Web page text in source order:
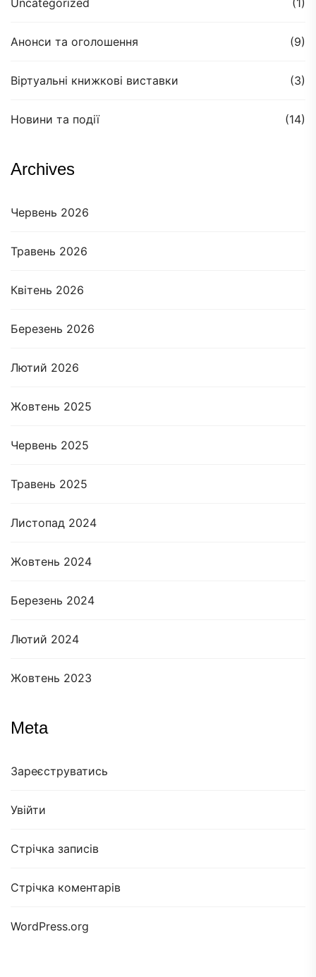
Uncategorized (1)
Анонси та оголошення (9)
Віртуальні книжкові виставки (3)
Новини та події (14)
Archives
Червень 2026
Травень 2026
Квітень 2026
Березень 2026
Лютий 2026
Жовтень 2025
Червень 2025
Травень 2025
Листопад 2024
Жовтень 2024
Березень 2024
Лютий 2024
Жовтень 2023
Meta
Зареєструватись
Увійти
Стрічка записів
Стрічка коментарів
WordPress.org